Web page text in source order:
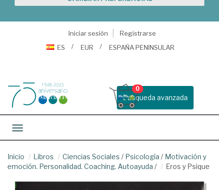
Iniciar sesión
Registrarse
ES
EUR ESPAÑA PENINSULAR
Busqueda avanzada
0
Toggle navigation
Inicio Libros Ciencias Sociales / Psicología / Motivación y
emoción. Personalidad. Coaching. Autoayuda / Eros y Psique